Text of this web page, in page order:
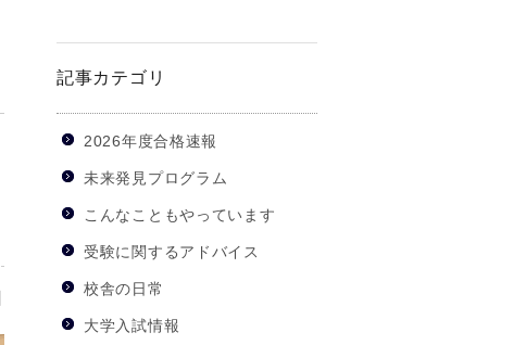
記事カテゴリ
2026年度合格速報
未来発見プログラム
こんなこともやっています
受験に関するアドバイス
校舎の日常
大学入試情報